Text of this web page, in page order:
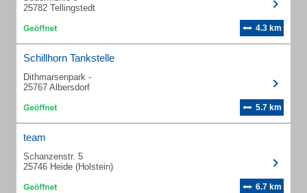
25782 Tellingstedt
4.3 km
Schillhorn Tankstelle
Dithmarsenpark -
25767 Albersdorf
5.7 km
team
Schanzenstr. 5
25746 Heide (Holstein)
6.7 km